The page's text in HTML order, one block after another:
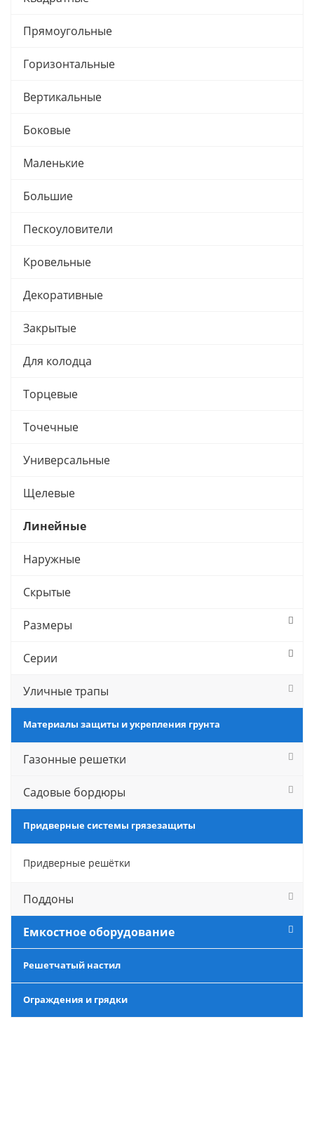
Прямоугольные
Горизонтальные
Вертикальные
Боковые
Маленькие
Большие
Пескоуловители
Кровельные
Декоративные
Закрытые
Для колодца
Торцевые
Точечные
Универсальные
Щелевые
Линейные
Наружные
Скрытые
Размеры
Серии
Уличные трапы
Материалы защиты и укрепления грунта
Газонные решетки
Садовые бордюры
Придверные системы грязезащиты
Придверные решётки
Поддоны
Емкостное оборудование
Решетчатый настил
Ограждения и грядки